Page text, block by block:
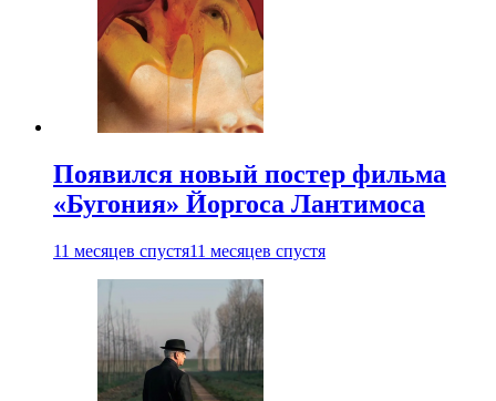
Появился новый постер фильма
«Бугония» Йоргоса Лантимоса
11 месяцев спустя11 месяцев спустя